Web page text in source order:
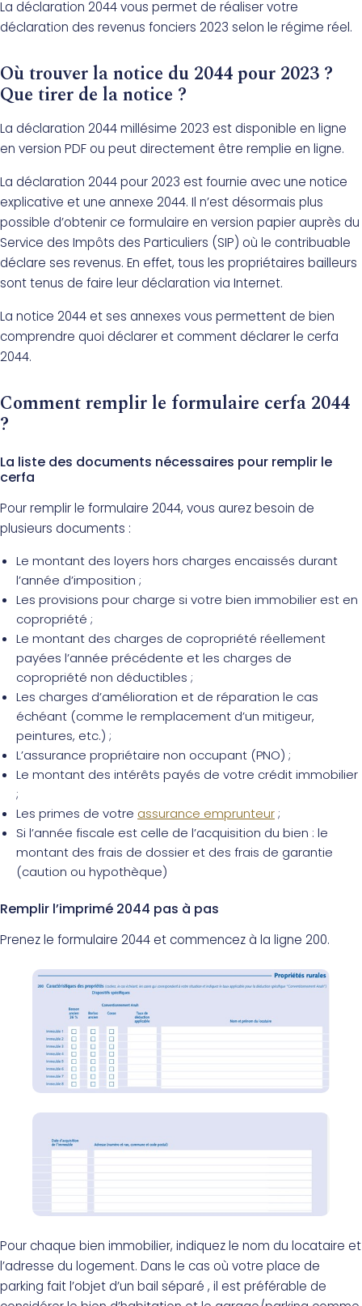
La déclaration 2044 vous permet de réaliser votre
déclaration des revenus fonciers 2023 selon le régime réel.
Où trouver la notice du 2044 pour 2023 ?
Que tirer de la notice ?
La déclaration 2044 millésime 2023 est disponible en ligne
en version PDF ou peut directement être remplie en ligne.
La déclaration 2044 pour 2023 est fournie avec une notice
explicative et une annexe 2044. Il n’est désormais plus
possible d’obtenir ce formulaire en version papier auprès du
Service des Impôts des Particuliers (SIP) où le contribuable
déclare ses revenus. En effet, tous les propriétaires bailleurs
sont tenus de faire leur déclaration via Internet.
La notice 2044 et ses annexes vous permettent de bien
comprendre quoi déclarer et comment déclarer le cerfa
2044.
Comment remplir le formulaire cerfa 2044
?
La liste des documents nécessaires pour remplir le
cerfa
Pour remplir le formulaire 2044, vous aurez besoin de
plusieurs documents :
Le montant des loyers hors charges encaissés durant
l’année d’imposition ;
Les provisions pour charge si votre bien immobilier est en
copropriété ;
Le montant des charges de copropriété réellement
payées l’année précédente et les charges de
copropriété non déductibles ;
Les charges d’amélioration et de réparation le cas
échéant (comme le remplacement d’un mitigeur,
peintures, etc.) ;
L’assurance propriétaire non occupant (PNO) ;
Le montant des intérêts payés de votre crédit immobilier
;
Les primes de votre assurance emprunteur;
Si l’année fiscale est celle de l’acquisition du bien : le
montant des frais de dossier et des frais de garantie
(caution ou hypothèque)
Remplir l’imprimé 2044 pas à pas
Prenez le formulaire 2044 et commencez à la ligne 200.
Pour chaque bien immobilier, indiquez le nom du locataire et
l’adresse du logement. Dans le cas où votre place de
parking fait l’objet d’un bail séparé , il est préférable de